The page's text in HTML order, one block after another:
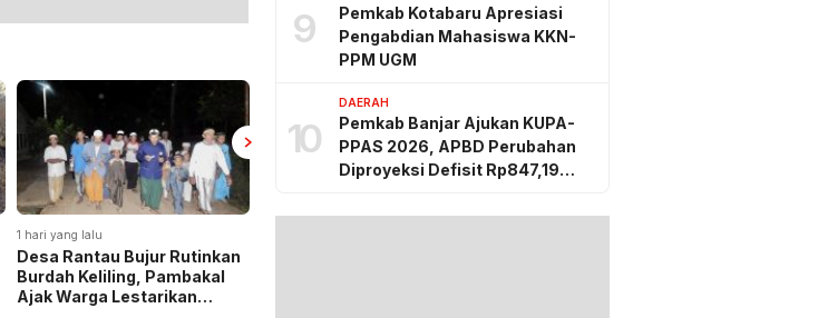
1 hari yang lalu
Desa Rantau Bujur Rutinkan
Burdah Keliling, Pambakal
Ajak Warga Lestarikan
9
Pemkab Kotabaru Apresiasi
Pengabdian Mahasiswa KKN-
PPM UGM
10
DAERAH
Pemkab Banjar Ajukan KUPA-
PPAS 2026, APBD Perubahan
Diproyeksi Defisit Rp847,19